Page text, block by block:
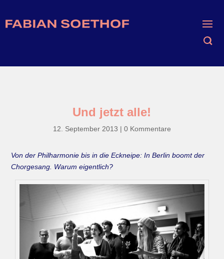
Und jetzt alle!
12. September 2013 | 0 Kommentare
Von der Philharmonie bis in die Eckneipe: In Berlin boomt der
Chorgesang. Warum eigentlich?